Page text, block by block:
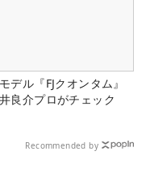
デル『FJクオンタム』
良介プロがチェック
Recommended by